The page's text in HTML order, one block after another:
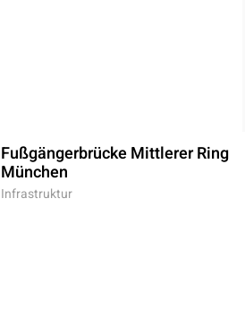
Fußgängerbrücke Mittlerer Ring
München
Infrastruktur